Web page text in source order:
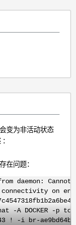
变为非活动状态
在问题：
daemon:
on
A DOCKER -p
! -i br-